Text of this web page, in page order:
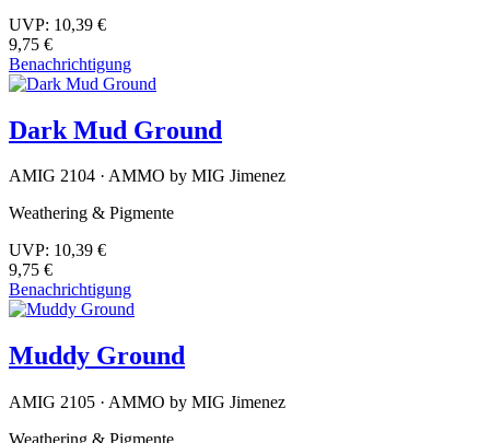
UVP: 10,39 €
9,75 €
Benachrichtigung
Dark Mud Ground
AMIG 2104 · AMMO by MIG Jimenez
Weathering & Pigmente
UVP: 10,39 €
9,75 €
Benachrichtigung
Muddy Ground
AMIG 2105 · AMMO by MIG Jimenez